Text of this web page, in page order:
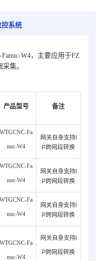
系统
W4，主要应用于FZ
集。
产品型号 备注
WTGCNC-Fa
nuc-W4
网关自身支持I
P跨网段转换
WTGCNC-Fa
nuc-W4
网关自身支持I
P跨网段转换
WTGCNC-Fa
nuc-W4
网关自身支持I
P跨网段转换
WTGCNC-Fa
nuc-W4
网关自身支持I
P跨网段转换